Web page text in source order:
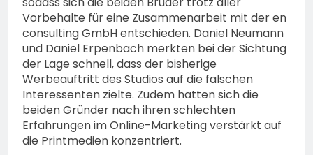
Vorbehalte für eine Zusammenarbeit mit der en
consulting GmbH entschieden. Daniel Neumann
und Daniel Erpenbach merkten bei der Sichtung
der Lage schnell, dass der bisherige
Werbeauftritt des Studios auf die falschen
Interessenten zielte. Zudem hatten sich die
beiden Gründer nach ihren schlechten
Erfahrungen im Online-Marketing verstärkt auf
die Printmedien konzentriert.